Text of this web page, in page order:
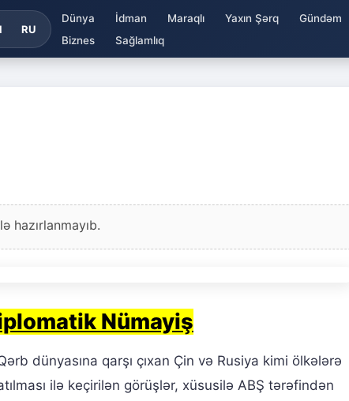
RU
Dünya İdman Maraqlı Yaxın Şərq Gündəm
Biznes
Sağlamlıq
hazırlanmayıb.
Nümayiş
dünyasına qarşı çıxan Çin və Rusiya kimi ölkələrə
ilə keçirilən görüşlər, xüsusilə ABŞ tərəfindən